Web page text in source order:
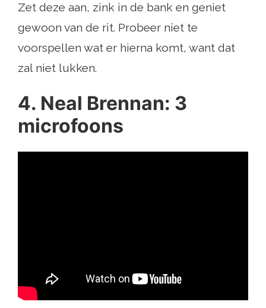
Zet deze aan, zink in de bank en geniet
gewoon van de rit. Probeer niet te
voorspellen wat er hierna komt, want dat
zal niet lukken.
4. Neal Brennan: 3
microfoons